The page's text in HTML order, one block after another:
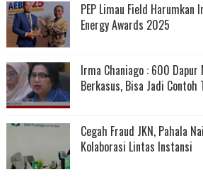
PEP Limau Field Harumkan
Energy Awards 2025
Irma Chaniago : 600 Dapur
Berkasus, Bisa Jadi Contoh
Cegah Fraud JKN, Pahala
Kolaborasi Lintas Instansi